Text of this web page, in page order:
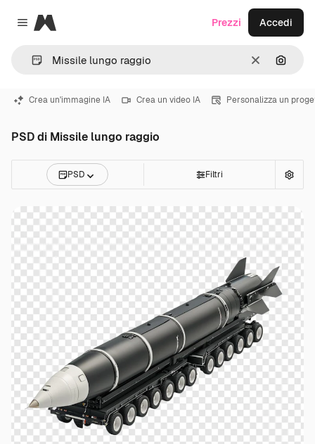
Close menu
Magnific
CancellaCerca
Prezzi Accedi
Crea un'immagine IA Crea un video IA Personalizza un
PSD di Missile lungo raggio
PSD Filtri